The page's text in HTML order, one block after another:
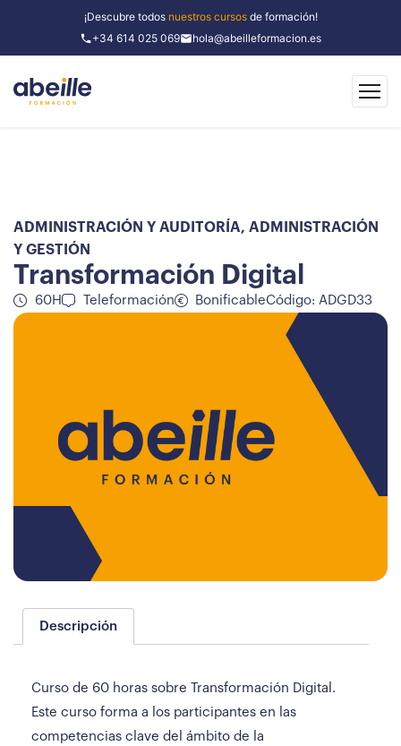
¡Descubre todos nuestros cursosde formación!
+34 614 025 069
hola@abeilleformacion.es
ADMINISTRACIÓN Y AUDITORÍA, ADMINISTRACIÓN
Y GESTIÓN
Transformación Digital
60H Teleformación BonificableCódigo: ADGD33
Descripción
Curso de 60 horas sobre Transformación Digital.
Este curso forma a los participantes en las
competencias clave del ámbito de la